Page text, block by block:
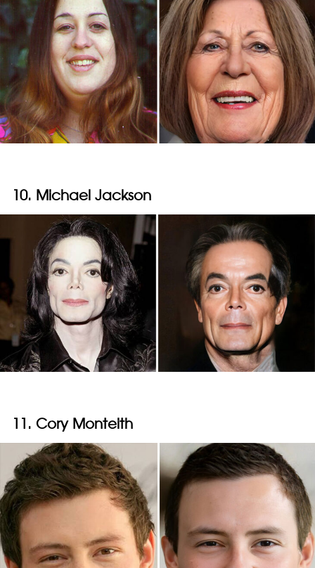
10. Michael Jackson
11. Cory Monteith